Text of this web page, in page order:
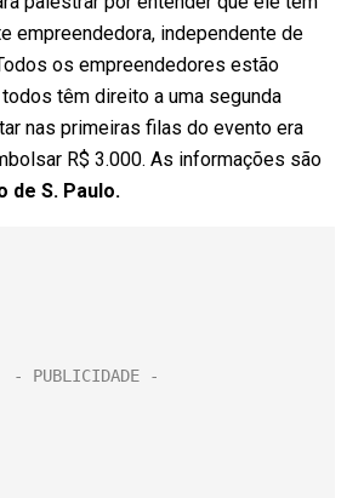
empreendedora, independente de
os empreendedores estão
têm direito a uma segunda
nas primeiras filas do evento era
R$ 3.000. As informações são
de S. Paulo.